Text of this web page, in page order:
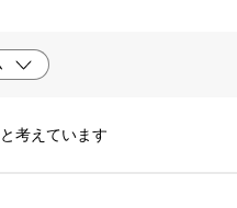
考えています